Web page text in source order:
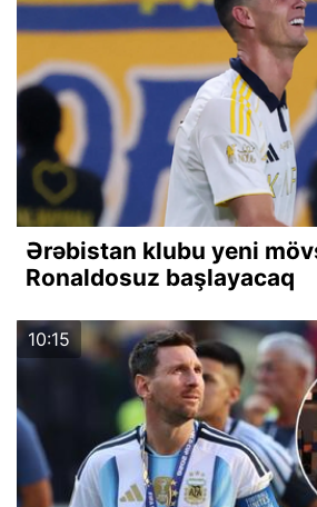
Ərəbistan klubu yeni
Ronaldosuz başlayacaq
10:15